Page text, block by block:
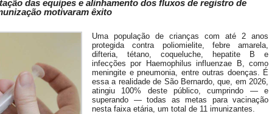
das equipes e alinhamento dos fluxos de registro de
motivaram êxito
Uma população de crianças com até 2 anos
protegida contra poliomielite, febre amarela,
difteria, tétano, coqueluche, hepatite B e
infecções por Haemophilus influenzae B, como
meningite e pneumonia, entre outras doenças. É
essa a realidade de São Bernardo, que, em 2026,
atingiu 100% deste público, cumprindo — e
superando — todas as metas para vacinação
nesta faixa etária, um total de 11 imunizantes.